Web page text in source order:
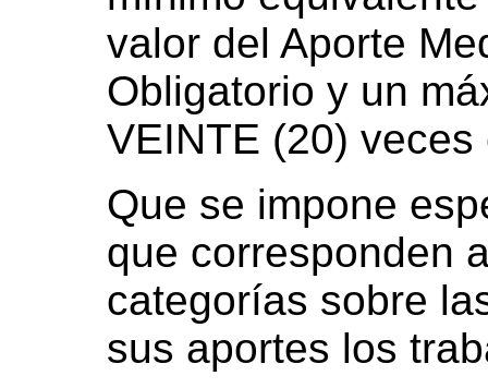
valor del Aporte
Obligatorio y un
VEINTE (20)
Que se impone
que corresponden
categorías sobre
sus aportes los